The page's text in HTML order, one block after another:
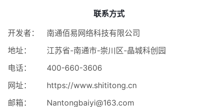
联系方式
开发者：
南通佰易网络科技有限公司
地址：
江苏省-南通市-崇川区-晶城科创园
电话：
400-660-3606
网址：
https://www.shititong.cn
邮箱：
Nantongbaiyi@163.com